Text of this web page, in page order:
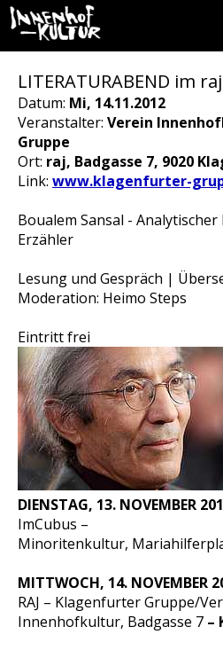
LITERATURABEND im
Datum: Mi, 14.11.2012
Veranstalter: Verein
Gruppe
Ort: raj, Badgasse 7, 9020
Link: www.klagenfurter-
Boualem Sansal -
Erzähler
Lesung und Gespräch |
Moderation: Heimo Steps
Eintritt frei
DIENSTAG, 13. NOVEMBER
ImCubus –
Minoritenkultur,
MITTWOCH, 14. NOVEMBER
RAJ – Klagenfurter Gruppe/
Innenhofkultur, Badgasse 7 –